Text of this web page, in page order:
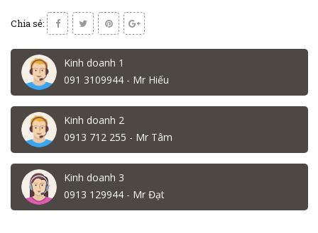
Chia sẻ:
Kinh doanh 1
091 3109944 - Mr Hiếu
Kinh doanh 2
0913 712 255 - Mr Tâm
Kinh doanh 3
0913 129944 - Mr Đạt